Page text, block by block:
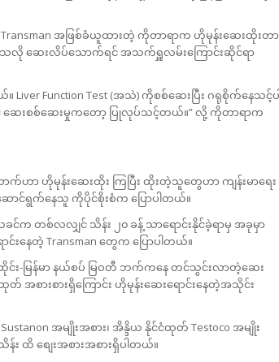
Transman အဖြစ်ခံယူထားတဲ့ ကိုတာရာက ဟိုမုန်းဆေးထိုးတာ
ဆေးလိပ်သောက်ရင် အသက်ရှူလမ်းကြောင်းဆိုင်ရာ
Liver Function Test (အသဲ) ကိုစစ်ဆေးပြီး ဂရုစိုက်နေသင့်ပ
ဆေးစစ်ဆေးမှုကတော့ ပြုလုပ်သင့်တယ်။” လို့ ကိုတာရာက
လောက်ဟာ ဟိုမုန်းဆေးထိုး ကြပြီး ထိုးတဲ့သူတွေဟာ ကျန်းမာရေး
ဆောင်ရွက်နေသူ ကိုပိုင်စိုးစံက ပြောပါတယ်။
င်က တစ်လလျှင် သိန်း ၂၀ ခန့် သာရောင်းနိုင်ခဲ့ရာမှ အခုမှာ
င်းနေတဲ့ Transman တွေက ပြောပါတယ်။
း-မြန်မာ နယ်စပ် မြဝတီ ဘက်ကနေ တင်သွင်းလာတဲ့ဆေး
အစားစားရှိကြောင်း ဟိုမုန်းဆေးရောင်းနေတဲ့အသိုင်း
အမျိုးအစား၊ အိန္ဒိယ နိုင်ငံထုတ် Testoco အမျိုး
း ထိ စျေးအစားအစားရှိပါတယ်။